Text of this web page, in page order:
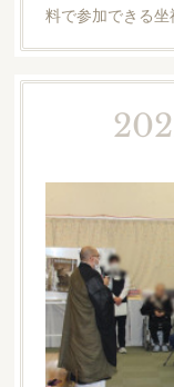
料で参加できる